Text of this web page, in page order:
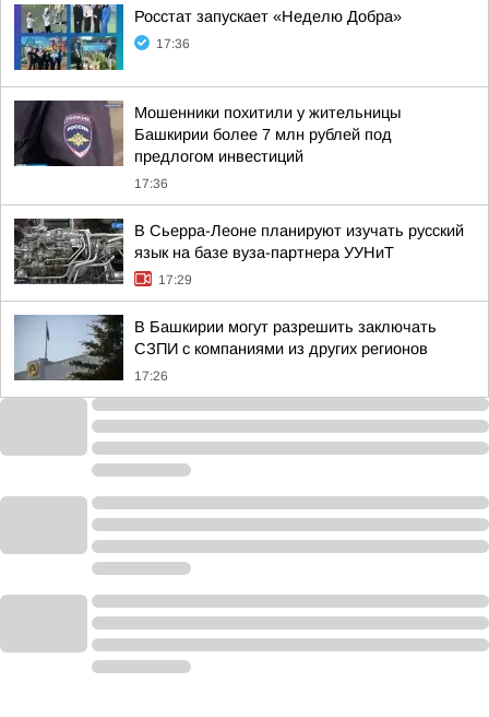
Росстат запускает «Неделю Добра»
17:36
Мошенники похитили у жительницы
Башкирии более 7 млн рублей под
предлогом инвестиций
17:36
В Сьерра-Леоне планируют изучать русский
язык на базе вуза-партнера УУНиТ
17:29
В Башкирии могут разрешить заключать
СЗПИ с компаниями из других регионов
17:26